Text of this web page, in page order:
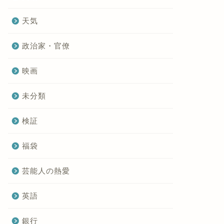
天気
政治家・官僚
映画
未分類
検証
福袋
芸能人の熱愛
英語
銀行